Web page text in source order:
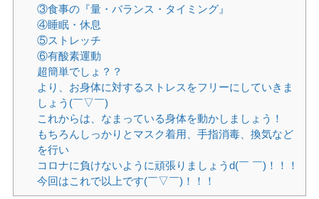
③食事の『量・バランス・タイミング』
④睡眠・休息
⑤ストレッチ
⑥有酸素運動
超簡単でしょ？？
より、お身体に対するストレスをフリーにしていきま
しょう(￣▽￣)
これからは、なまっている身体を動かしましょう！
もちろんしっかりとマスク着用、手指消毒、換気など
を行い
コロナに負けないように頑張りましょうd(￣ ￣)！！！
今回はこれで以上です(￣▽￣)！！！